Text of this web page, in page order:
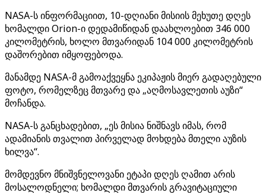
NASA-ს ინფორმაციით, 10-დღიანი მისიის მეხუთე დღეს
ხომალდი Orion-ი დედამიწიდან დაახლოებით 346 000
კილომეტრის, ხოლო მთვარიდან 104 000 კილომეტრის
დაშორებით იმყოფებოდა.
მანამდე NASA-მ გამოაქვეყნა ეკიპაჟის მიერ გადაღებული
ფოტო, რომელზეც მთვარე და „აღმოსავლეთის აუზი“
მოჩანდა.
NASA-ს განცხადებით, „ეს მისია ნიშნავს იმას, რომ
ადამიანის თვალით პირველად მოხდება მთელი აუზის
ხილვა“.
მომდევნო მნიშვნელოვანი ეტაპი დღეს ღამით არის
მოსალოდნელი; ხომალდი მთვარის გრავიტაციული